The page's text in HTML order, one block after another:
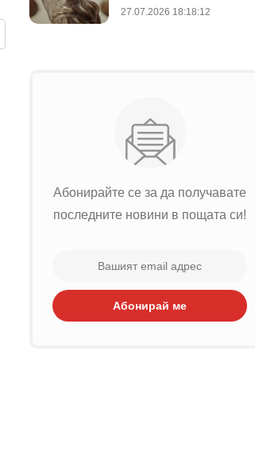
27.07.2026 18:18:12
Абонирайте се за да получавате
последните новини в пощата си!
Абонирай ме